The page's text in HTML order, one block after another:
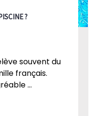
?
souvent du
français.
...